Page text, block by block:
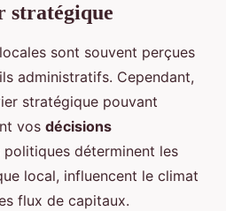
stratégique
sont souvent perçues
administratifs. Cependant,
stratégique pouvant
vos décisions
politiques déterminent les
local, influencent le climat
flux de capitaux.